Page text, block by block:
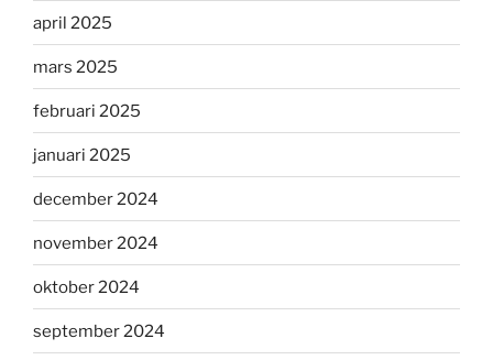
april 2025
mars 2025
februari 2025
januari 2025
december 2024
november 2024
oktober 2024
september 2024